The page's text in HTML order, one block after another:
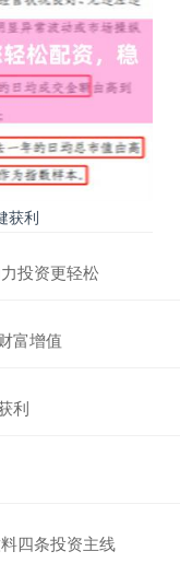
获利
投资更轻松
富增值
利
四条投资主线